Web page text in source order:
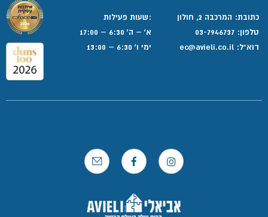
כתובת: המרכבה 2, חולון
טלפון: 03-7946737
דוא”ל:
:שעות פעילות
א' – ה' 6:30 – 17:00
ימי ו' 6:30 – 13:00